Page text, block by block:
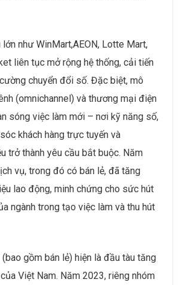
như WinMart,AEON, Lotte Mart,
liên tục mở rộng hệ thống, cải tiến
chuyển đổi số. Đặc biệt, mô
(omnichannel) và thương mại điện
sóng việc làm mới – nơi kỹ năng số,
khách hàng trực tuyến và
trở thành yêu cầu bắt buộc. Năm
vụ, trong đó có bán lẻ, đã tăng
lao động, minh chứng cho sức hút
ngành trong tạo việc làm và thu hút
gồm bán lẻ) hiện là đầu tàu tăng
Việt Nam. Năm 2023, riêng nhóm